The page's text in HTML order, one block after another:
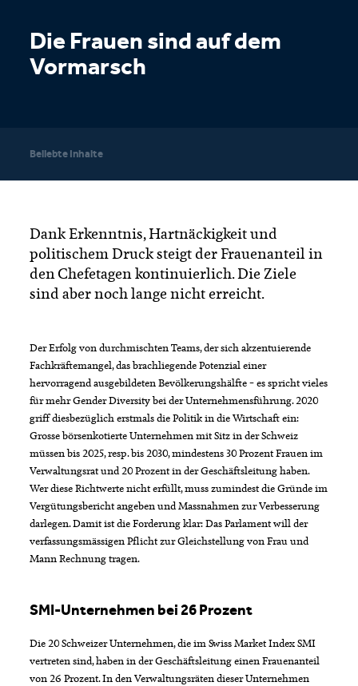
Die Frauen sind auf dem
Vormarsch
Beliebte Inhalte
Dank Erkenntnis, Hartnäckigkeit und
politischem Druck steigt der Frauenanteil in
den Chefetagen kontinuierlich. Die Ziele
sind aber noch lange nicht erreicht.
Der Erfolg von durchmischten Teams, der sich akzentuierende
Fachkräftemangel, das brachliegende Potenzial einer
hervorragend ausgebildeten Bevölkerungshälfte – es spricht vieles
für mehr Gender Diversity bei der Unternehmensführung. 2020
griff diesbezüglich erstmals die Politik in die Wirtschaft ein:
Grosse börsenkotierte Unternehmen mit Sitz in der Schweiz
müssen bis 2025, resp. bis 2030, mindestens 30 Prozent Frauen im
Verwaltungsrat und 20 Prozent in der Geschäftsleitung haben.
Wer diese Richtwerte nicht erfüllt, muss zumindest die Gründe im
Vergütungsbericht angeben und Massnahmen zur Verbesserung
darlegen. Damit ist die Forderung klar: Das Parlament will der
verfassungsmässigen Pflicht zur Gleichstellung von Frau und
Mann Rechnung tragen.
SMI-Unternehmen bei 26 Prozent
Die 20 Schweizer Unternehmen, die im Swiss Market Index SMI
vertreten sind, haben in der Geschäftsleitung einen Frauenanteil
von 26 Prozent. In den Verwaltungsräten dieser Unternehmen